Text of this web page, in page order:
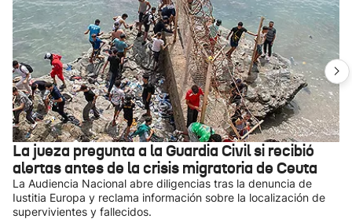
La jueza pregunta a la Guardia Civil si recibió
alertas antes de la crisis migratoria de Ceuta
La Audiencia Nacional abre diligencias tras la denuncia de
Iustitia Europa y reclama información sobre la localización de
supervivientes y fallecidos.